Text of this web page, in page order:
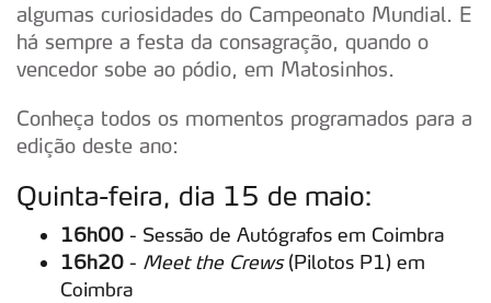
algumas curiosidades do Campeonato Mundial. E
há sempre a festa da consagração, quando o
vencedor sobe ao pódio, em Matosinhos.
Conheça todos os momentos programados para a
edição deste ano:
Quinta-feira, dia 15 de maio:
16h00 - Sessão de Autógrafos em Coimbra
16h20 - Meet the Crews(Pilotos P1) em
Coimbra